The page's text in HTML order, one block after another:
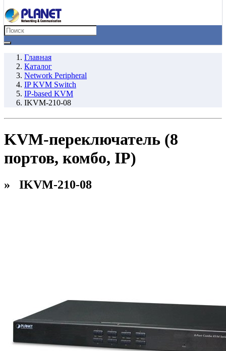
Главная
Каталог
Network Peripheral
IP KVM Switch
IP-based KVM
IKVM-210-08
KVM-переключатель (8
портов, комбо, IP)
» IKVM-210-08